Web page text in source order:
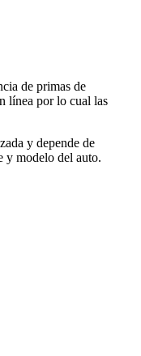
de primas de
línea por lo cual las
y depende de
y modelo del auto.